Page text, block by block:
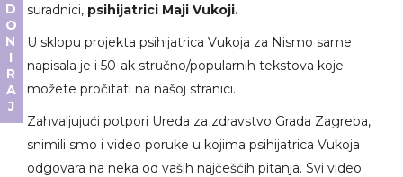
suradnici, psihijatrici Maji Vukoji.
U sklopu projekta psihijatrica Vukoja za Nismo same
napisala je i 50-ak stručno/popularnih tekstova koje
možete pročitati na našoj stranici.
Zahvaljujući potpori Ureda za zdravstvo Grada Zagreba,
snimili smo i video poruke u kojima psihijatrica Vukoja
odgovara na neka od vaših najčešćih pitanja. Svi video
DONIRAJ